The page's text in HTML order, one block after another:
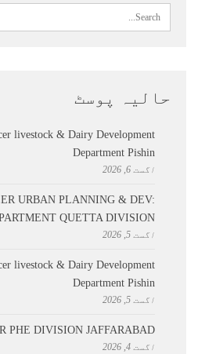
حالیہ پوسٹ
livestock & Dairy Development
Department Pishin
اگست 6, 2026
URBAN PLANNING & DEV:
QUETTA DIVISION
اگست 5, 2026
livestock & Dairy Development
Department Pishin
اگست 5, 2026
PHE DIVISION JAFFARABAD
اگست 4, 2026